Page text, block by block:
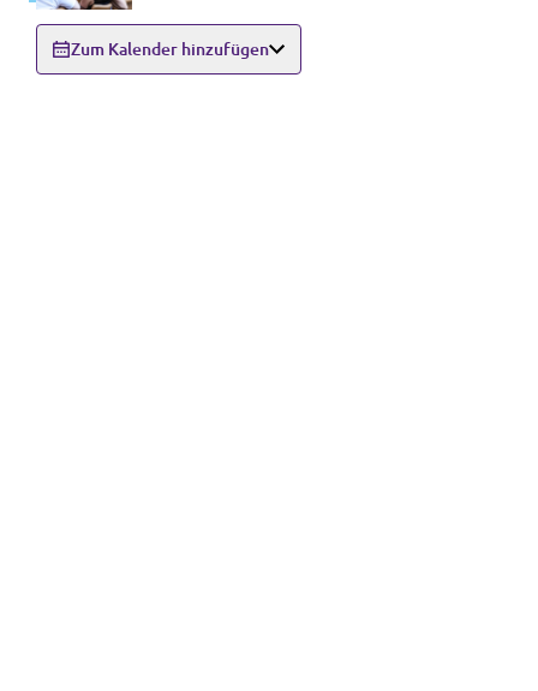
Zum Kalender hinzufügen